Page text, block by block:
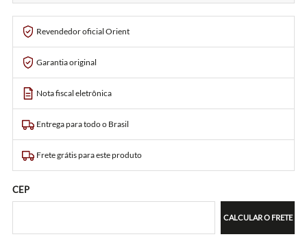
Revendedor oficial Orient
Garantia original
Nota fiscal eletrônica
Entrega para todo o Brasil
Frete grátis para este produto
CEP
CALCULAR O FRETE